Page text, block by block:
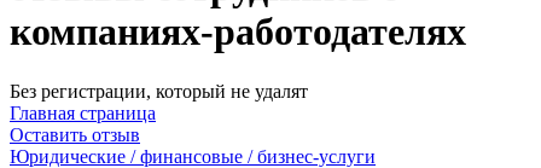
компаниях-работодателях
Без регистрации, который не удалят
Главная страница
Оставить отзыв
Юридические / финансовые / бизнес-услуги